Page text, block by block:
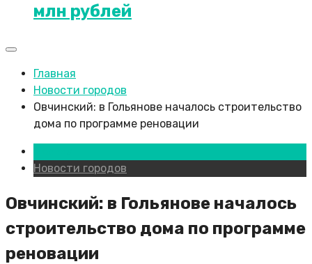
млн рублей
Главная
Новости городов
Овчинский: в Гольянове началось строительство
дома по программе реновации
Новости городов
Овчинский: в Гольянове началось
строительство дома по программе
реновации